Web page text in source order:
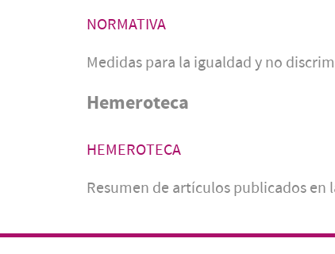
NORMATIVA
Medidas para la igualdad y no
Hemeroteca
HEMEROTECA
Resumen de artículos publicados en